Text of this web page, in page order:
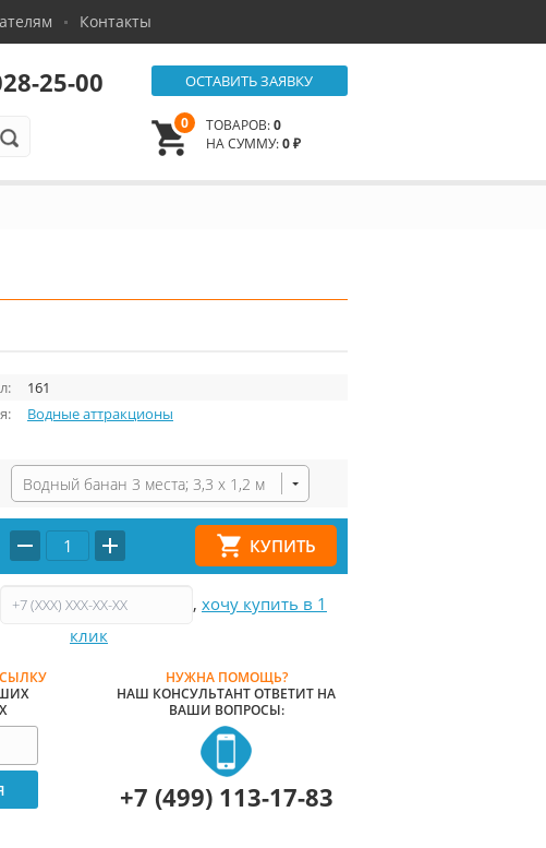
Контакты
25-00 ОСТАВИТЬ ЗАЯВКУ
0 ТОВАРОВ:0
НА СУММУ:0 ₽
161
Водные аттракционы
Водный банан 3 места; 3,3 х 1,2 м
, хочу купить в 1
клик
НУЖНА ПОМОЩЬ?
НАШ КОНСУЛЬТАНТ ОТВЕТИТ НА
ВАШИ ВОПРОСЫ:
+7 (499) 113-17-83